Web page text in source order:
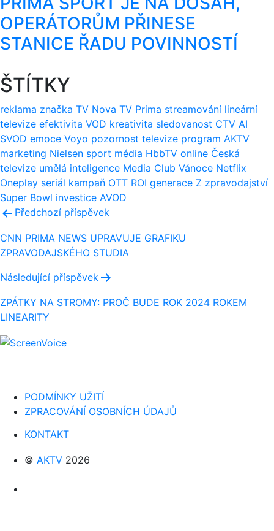
OPERÁTORŮM PŘINESE
STANICE ŘADU POVINNOSTÍ
ŠTÍTKY
reklama značka TV Nova TV Prima streamování lineární
televize efektivita VOD kreativita sledovanost CTV AI
SVOD emoce Voyo pozornost televize program AKTV
marketing Nielsen sport média HbbTV online Česká
televize umělá inteligence Media Club Vánoce Netflix
Oneplay seriál kampaň OTT ROI generace Z zpravodajství
Super Bowl investice AVOD
Navigace
pro
příspěvek
Předchozí příspěvek
CNN PRIMA NEWS UPRAVUJE GRAFIKU
ZPRAVODAJSKÉHO STUDIA
Následující příspěvek
ZPÁTKY NA STROMY: PROČ BUDE ROK 2024 ROKEM
LINEARITY
PODMÍNKY UŽITÍ
ZPRACOVÁNÍ OSOBNÍCH ÚDAJŮ
KONTAKT
© AKTV 2026